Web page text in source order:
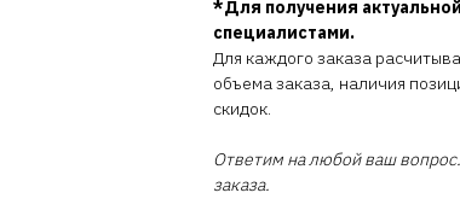
*Для получения
специалистами.
Для каждого заказа
объема заказа, наличия
скидок.
Ответим на любой ваш
заказа.